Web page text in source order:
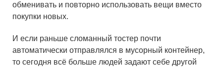
обменивать и повторно использовать вещи вместо
покупки новых.
И если раньше сломанный тостер почти
автоматически отправлялся в мусорный контейнер,
то сегодня всё больше людей задают себе другой